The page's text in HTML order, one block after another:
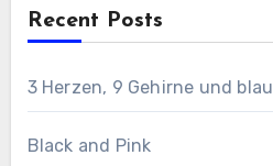
Recent Posts
3 Herzen, 9 Gehirne und
Black and Pink